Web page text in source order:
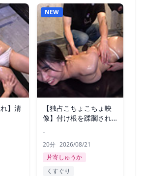
】清
NEW
【独占こちょこちょ映
像】付け根を蹂躙され
-
20分 2026/08/21
片寄しゅうか
くすぐり